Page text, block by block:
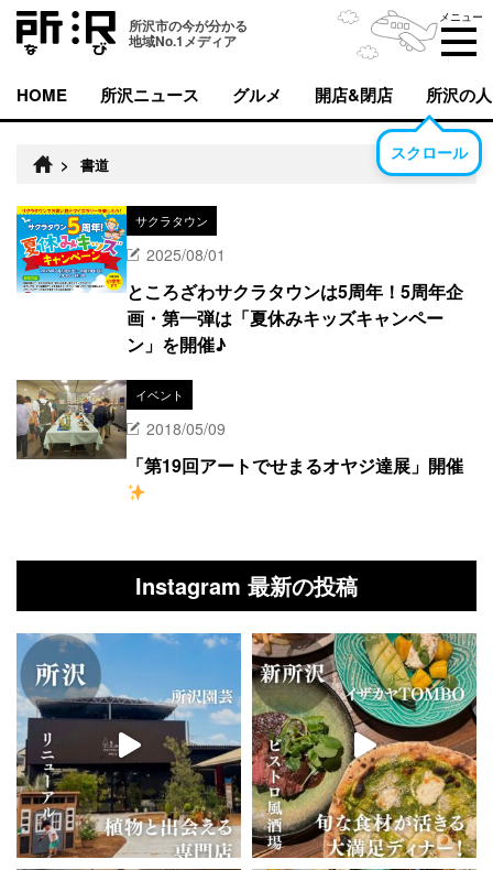
所沢市の今が分かる
地域No.1メディア
メニュー
HOME 所沢ニュース グルメ 開店&閉店 所沢の人
スクロール
> 書道
サクラタウン
2025/08/01
ところざわサクラタウンは5周年！5周年企
画・第一弾は「夏休みキッズキャンペー
ン」を開催♪
イベント
2018/05/09
「第19回アートでせまるオヤジ達展」開催
Instagram 最新の投稿